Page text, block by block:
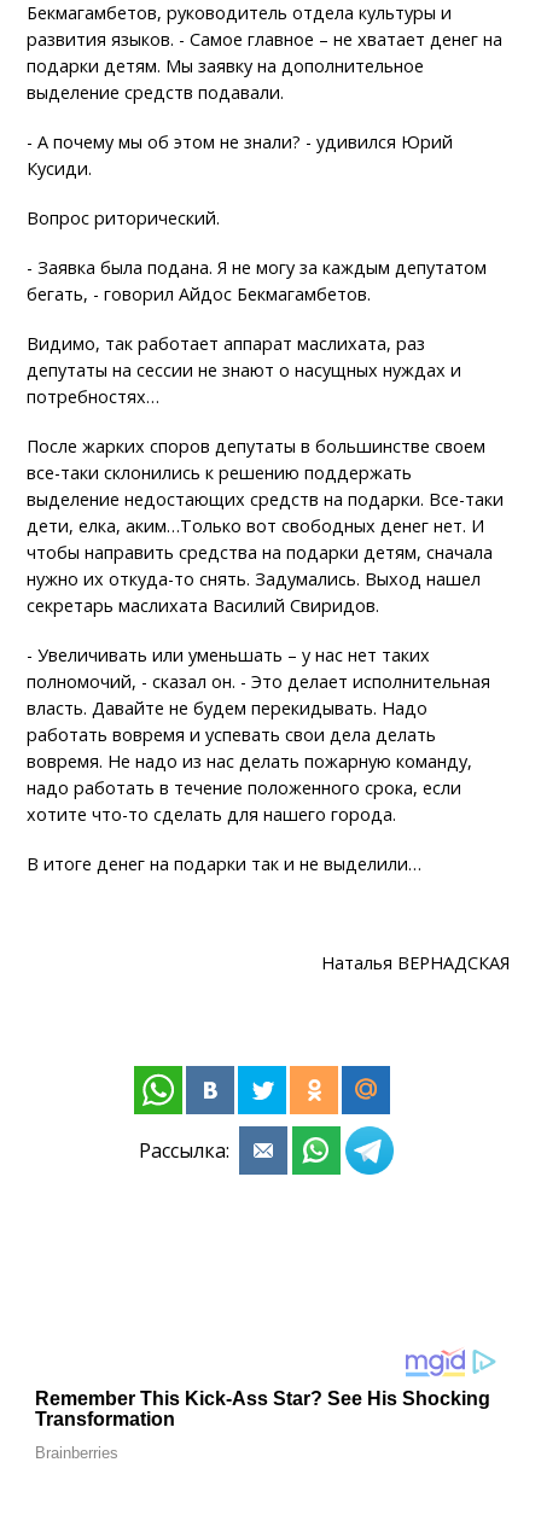
Бекмагамбетов, руководитель отдела культуры и
развития языков. - Самое главное – не хватает денег на
подарки детям. Мы заявку на дополнительное
выделение средств подавали.
- А почему мы об этом не знали? - удивился Юрий
Кусиди.
Вопрос риторический.
- Заявка была подана. Я не могу за каждым депутатом
бегать, - говорил Айдос Бекмагамбетов.
Видимо, так работает аппарат маслихата, раз
депутаты на сессии не знают о насущных нуждах и
потребностях…
После жарких споров депутаты в большинстве своем
все-таки склонились к решению поддержать
выделение недостающих средств на подарки. Все-таки
дети, елка, аким…Только вот свободных денег нет. И
чтобы направить средства на подарки детям, сначала
нужно их откуда-то снять. Задумались. Выход нашел
секретарь маслихата Василий Свиридов.
- Увеличивать или уменьшать – у нас нет таких
полномочий, - сказал он. - Это делает исполнительная
власть. Давайте не будем перекидывать. Надо
работать вовремя и успевать свои дела делать
вовремя. Не надо из нас делать пожарную команду,
надо работать в течение положенного срока, если
хотите что-то сделать для нашего города.
В итоге денег на подарки так и не выделили…
Наталья ВЕРНАДСКАЯ
Рассылка: